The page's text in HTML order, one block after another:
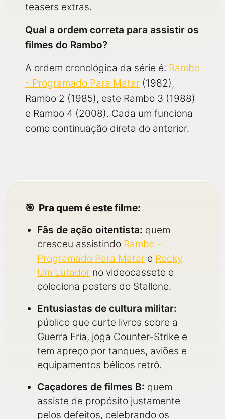
teasers extras.
Qual a ordem correta para assistir os
filmes do Rambo?
A ordem cronológica da série é: Rambo
- Programado Para Matar (1982),
Rambo 2 (1985), este Rambo 3 (1988)
e Rambo 4 (2008). Cada um funciona
como continuação direta do anterior.
Pra quem é este filme:
Fãs de ação oitentista: quem
cresceu assistindo Rambo -
Programado Para Matar e Rocky,
Um Lutador no videocassete e
coleciona posters do Stallone.
Entusiastas de cultura militar:
público que curte livros sobre a
Guerra Fria, joga Counter-Strike e
tem apreço por tanques, aviões e
equipamentos bélicos retrô.
Caçadores de filmes B: quem
assiste de propósito justamente
pelos defeitos, celebrando os